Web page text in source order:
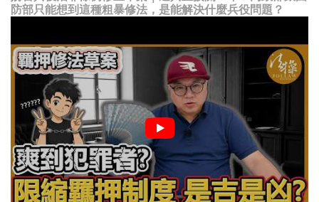
防部只能想到這種粗暴修法，是能解決什麼兵役問題？